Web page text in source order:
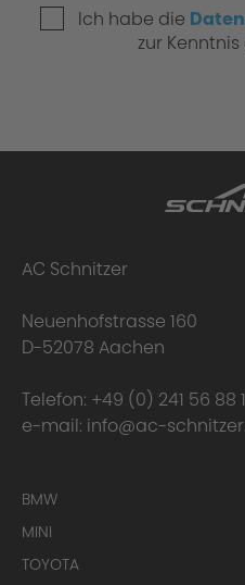
Ich habe die
zur
AC Schnitzer
Neuenhofstrasse 160
D-52078 Aachen
Telefon: +49 (0) 241 56 88
e-mail: info@ac-
BMW
MINI
TOYOTA